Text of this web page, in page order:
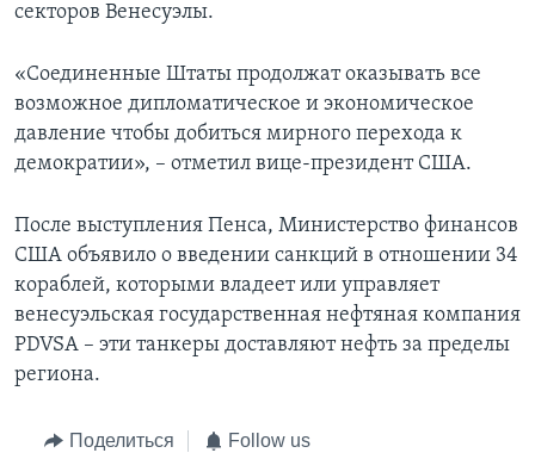
секторов Венесуэлы.
«Соединенные Штаты продолжат оказывать все
возможное дипломатическое и экономическое
давление чтобы добиться мирного перехода к
демократии», – отметил вице-президент США.
После выступления Пенса, Министерство финансов
США объявило о введении санкций в отношении 34
кораблей, которыми владеет или управляет
венесуэльская государственная нефтяная компания
PDVSA – эти танкеры доставляют нефть за пределы
региона.
Поделиться Follow us